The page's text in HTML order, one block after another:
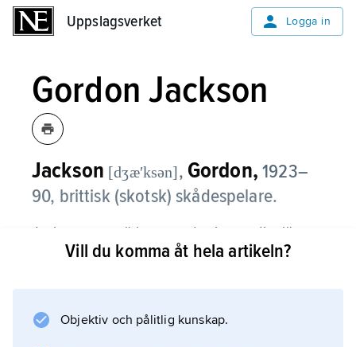
Uppslagsverket Logga in
Gordon Jackson
Jackson [dʒæʹksən], Gordon, 1923–
90, brittisk (skotsk) skådespelare.
Jackson uppmärksammades i en radiopjäs
och lockades till filmen 1942. Han fick ofta
och ”Fallet Ipcress” (1965). För en större
Vill du komma åt hela artikeln?
Objektiv och pålitlig kunskap.